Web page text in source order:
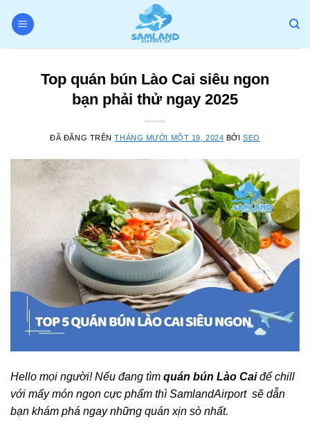
đến
Top quán bún Lào Cai siêu ngon
bạn phải thử ngay 2025
ĐÃ ĐĂNG TRÊNTHÁNG MƯỜI MỘT 19, 2024 BỞISEO
Hello mọi người! Nếu đang tìm quán bún Lào Caiđể chill
với mấy món ngon cực phẩm thì SamlandAirport sẽ dẫn
bạn khám phá ngay những quán xịn sò nhất.